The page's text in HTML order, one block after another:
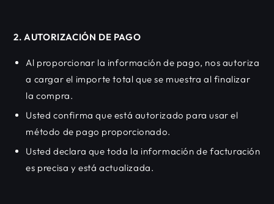
2. AUTORIZACIÓN DE PAGO
Al proporcionar la información de pago, nos autoriza
a cargar el importe total que se muestra al finalizar
la compra.
Usted confirma que está autorizado para usar el
método de pago proporcionado.
Usted declara que toda la información de facturación
es precisa y está actualizada.